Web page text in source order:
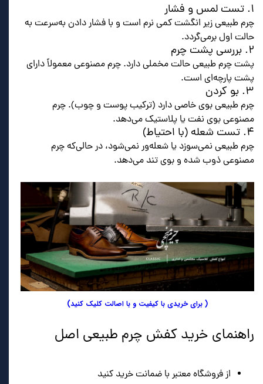
۱. تست لمس و فشار
چرم طبیعی زیر انگشت کمی نرم است و با فشار دادن به‌سرعت به
حالت اول برمی‌گردد.
۲. بررسی پشت چرم
پشت چرم طبیعی حالت مخملی دارد. چرم مصنوعی معمولاً دارای
پشت پارچه‌ای است.
۳. بو کردن
چرم طبیعی بوی خاصی دارد (ترکیب پوست و چوب). چرم
مصنوعی بوی نفت یا پلاستیک می‌دهد.
۴. تست شعله (با احتیاط)
چرم طبیعی نمی‌سوزد یا شعله‌ور نمی‌شود، در حالی‌که چرم
مصنوعی ذوب شده و بوی تند می‌دهد.
( برای خریدی با کیفیت و با اصالت کلیک کنید)
راهنمای خرید کفش چرم طبیعی اصل
از فروشگاه معتبر با ضمانت خرید کنید